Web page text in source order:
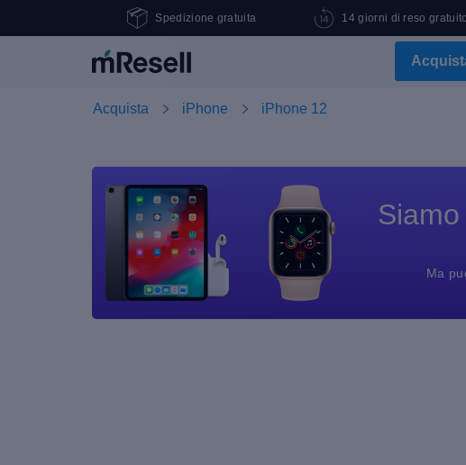
Spedizione gratuita 14 giorni di reso gratuito
Acquista iPhone iPhone 12
Ma